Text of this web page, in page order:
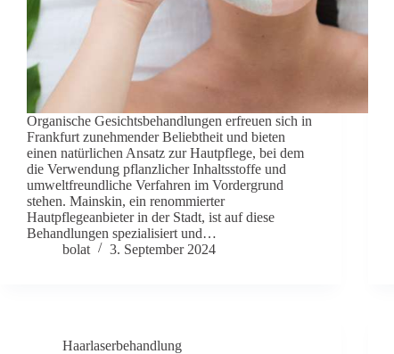
Organische Gesichtsbehandlungen erfreuen sich in
Frankfurt zunehmender Beliebtheit und bieten
einen natürlichen Ansatz zur Hautpflege, bei dem
die Verwendung pflanzlicher Inhaltsstoffe und
umweltfreundliche Verfahren im Vordergrund
stehen. Mainskin, ein renommierter
Hautpflegeanbieter in der Stadt, ist auf diese
Behandlungen spezialisiert und…
bolat
3. September 2024
Haarlaserbehandlung